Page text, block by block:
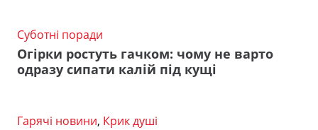
Суботні поради
Огірки ростуть гачком: чому не варто
одразу сипати калій під кущі
Гарячі новини, Крик душі